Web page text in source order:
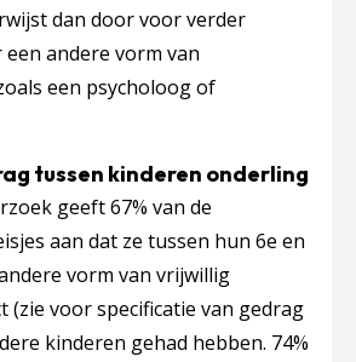
dan door voor verder
andere vorm van
een psycholoog of
tussen kinderen onderling
geeft 67% van de
aan dat ze tussen hun 6e en
vorm van vrijwillig
(zie voor specificatie van gedrag
kinderen gehad hebben. 74%